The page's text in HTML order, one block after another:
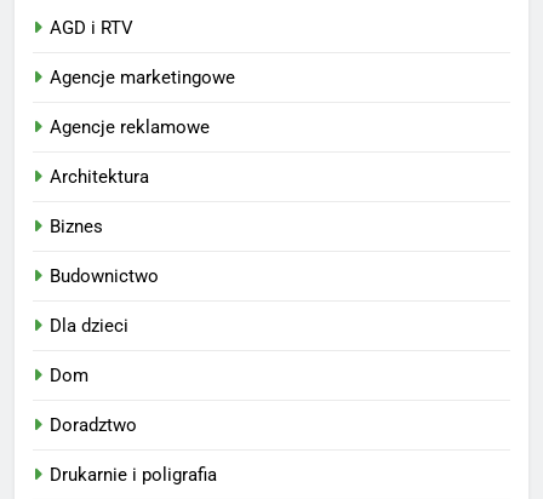
AGD i RTV
Agencje marketingowe
Agencje reklamowe
Architektura
Biznes
Budownictwo
Dla dzieci
Dom
Doradztwo
Drukarnie i poligrafia